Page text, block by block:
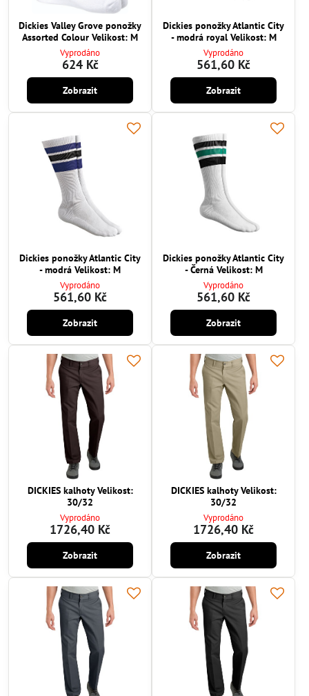
Dickies Valley Grove ponožky
Assorted Colour Velikost: M
Vyprodáno
624 Kč
Zobrazit
Dickies ponožky Atlantic City
- modrá royal Velikost: M
Vyprodáno
561,60 Kč
Zobrazit
Dickies ponožky Atlantic City
- modrá Velikost: M
Vyprodáno
561,60 Kč
Zobrazit
Dickies ponožky Atlantic City
- Černá Velikost: M
Vyprodáno
561,60 Kč
Zobrazit
DICKIES kalhoty Velikost:
30/32
Vyprodáno
1726,40 Kč
Zobrazit
DICKIES kalhoty Velikost:
30/32
Vyprodáno
1726,40 Kč
Zobrazit